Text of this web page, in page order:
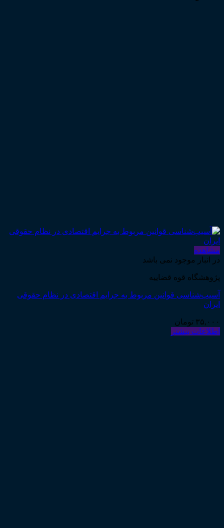
مشاهده
در انبار موجود نمی باشد
پژوهشگاه قوه قضاییه
آسیب‌شناسی قوانین مربوط به جرایم اقتصادی در نظام حقوقی
ایران
۳۵,۰۰۰ تومان
اطلاعات بیشتر